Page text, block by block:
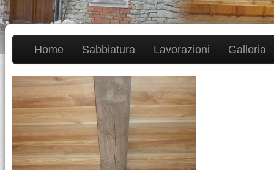
Home Sabbiatura Lavorazioni Galleria